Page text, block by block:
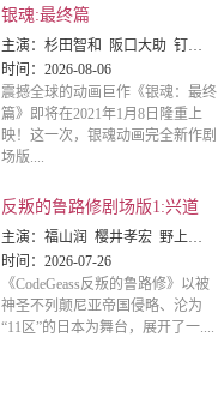
银魂:最终篇
主演： 杉田智和 阪口大助 钉宫理惠 子安武人 石田彰 千叶进步 中井和哉 铃村健一 太田哲治 日野聪 大塚
时间： 2026-08-06
震撼全球的动画巨作《银魂：最终
篇》即将在2021年1月8日隆重上
映！这一次，银魂动画完全新作剧
场版....
反叛的鲁路修剧场版1:兴道
主演： 福山润 樱井孝宏 野上尤加奈 小清水亚美 名冢佳织 折笠富美子 大原沙耶香 杉山纪彰
时间： 2026-07-26
《CodeGeass反叛的鲁路修》以被
神圣不列颠尼亚帝国侵略、沦为
“11区”的日本为舞台，展开了一....